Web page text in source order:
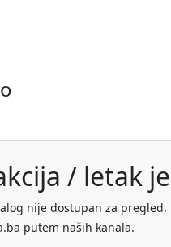
/ letak
nije dostupan za
putem naših kanala.